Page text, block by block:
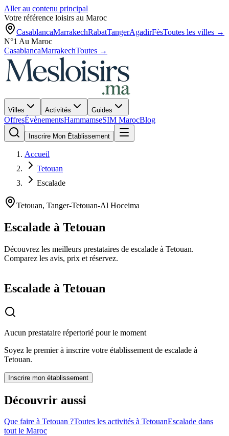
Aller au contenu principal
Votre référence loisirs au Maroc
CasablancaMarrakechRabatTangerAgadirFèsToutes les villes →
N°1 Au Maroc
CasablancaMarrakechToutes →
Villes Activités Guides
OffresÉvènementsHammamseSIM MarocBlog
Inscrire Mon Établissement
Accueil
Tetouan
Escalade
Tetouan, Tanger-Tetouan-Al Hoceima
Escalade à Tetouan
Découvrez les meilleurs prestataires de escalade à Tetouan.
Comparez les avis, prix et réservez.
Escalade à Tetouan
Aucun prestataire répertorié pour le moment
Soyez le premier à inscrire votre établissement de escalade à
Tetouan.
Inscrire mon établissement
Découvrir aussi
Que faire à Tetouan ?Toutes les activités à TetouanEscalade dans
tout le Maroc